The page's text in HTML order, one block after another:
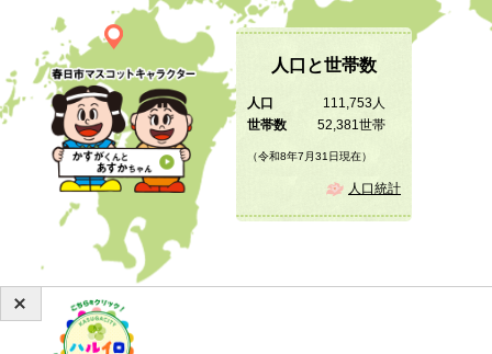
人口と世帯数
人口
111,753人
世帯数
52,381世帯
（令和8年7月31日現在）
人口統計